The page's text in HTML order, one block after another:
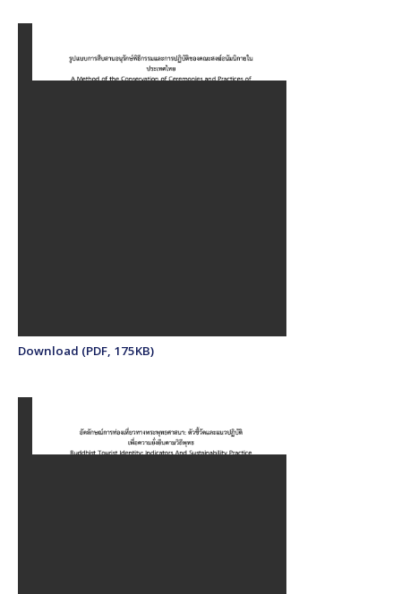
Download (PDF, 175KB)